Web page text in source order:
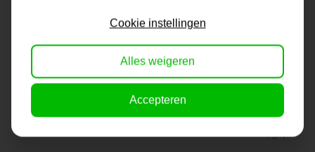
urban, pop-art, industrieel
Cookie instellingen
Alles weigeren
Accepteren